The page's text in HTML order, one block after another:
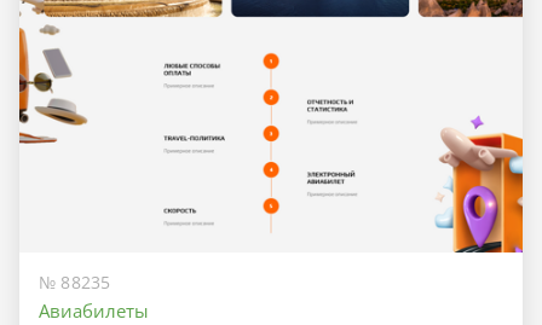
№ 88235
Авиабилеты